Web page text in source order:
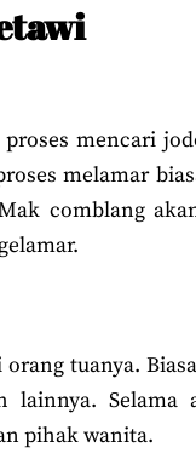
mencari
melamar
comblang
tuanya.
pihak wanita.